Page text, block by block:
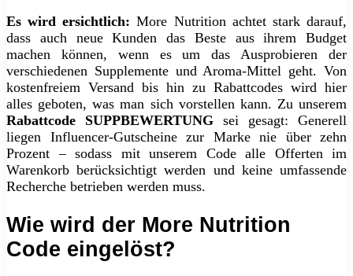
Es wird ersichtlich: More Nutrition achtet stark darauf,
dass auch neue Kunden das Beste aus ihrem Budget
machen können, wenn es um das Ausprobieren der
verschiedenen Supplemente und Aroma-Mittel geht. Von
kostenfreiem Versand bis hin zu Rabattcodes wird hier
alles geboten, was man sich vorstellen kann. Zu unserem
Rabattcode SUPPBEWERTUNG sei gesagt: Generell
liegen Influencer-Gutscheine zur Marke nie über zehn
Prozent – sodass mit unserem Code alle Offerten im
Warenkorb berücksichtigt werden und keine umfassende
Recherche betrieben werden muss.
Wie wird der More Nutrition
Code eingelöst?